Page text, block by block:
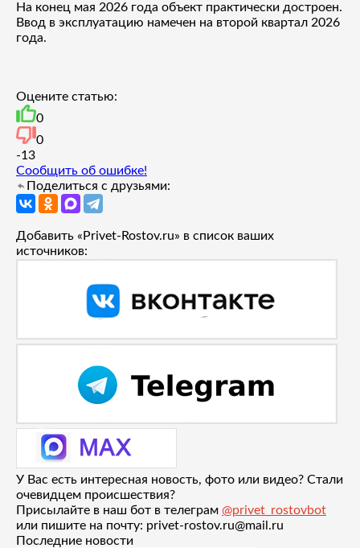
На конец мая 2026 года объект практически достроен.
Ввод в эксплуатацию намечен на второй квартал 2026
года.
Оцените статью:
0
0
-13
Сообщить об ошибке!
Поделиться с друзьями:
Добавить «Privet-Rostov.ru» в список ваших
источников:
У Вас есть интересная новость, фото или видео? Стали
очевидцем происшествия?
Присылайте в наш бот в телеграм @privet_rostovbot
или пишите на почту: privet-rostov.ru@mail.ru
Последние новости